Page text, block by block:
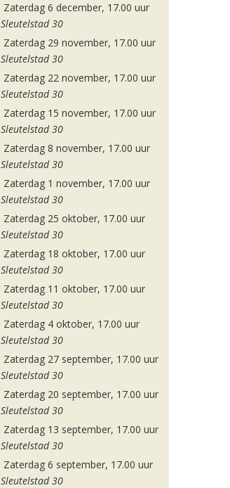
Zaterdag 6 december, 17.00 uur
Sleutelstad 30
Zaterdag 29 november, 17.00 uur
Sleutelstad 30
Zaterdag 22 november, 17.00 uur
Sleutelstad 30
Zaterdag 15 november, 17.00 uur
Sleutelstad 30
Zaterdag 8 november, 17.00 uur
Sleutelstad 30
Zaterdag 1 november, 17.00 uur
Sleutelstad 30
Zaterdag 25 oktober, 17.00 uur
Sleutelstad 30
Zaterdag 18 oktober, 17.00 uur
Sleutelstad 30
Zaterdag 11 oktober, 17.00 uur
Sleutelstad 30
Zaterdag 4 oktober, 17.00 uur
Sleutelstad 30
Zaterdag 27 september, 17.00 uur
Sleutelstad 30
Zaterdag 20 september, 17.00 uur
Sleutelstad 30
Zaterdag 13 september, 17.00 uur
Sleutelstad 30
Zaterdag 6 september, 17.00 uur
Sleutelstad 30